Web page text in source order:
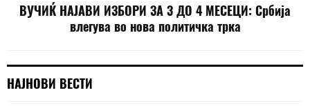
ВУЧИЌ НАЈАВИ ИЗБОРИ ЗА 3 ДО 4 МЕСЕЦИ: Србија
влегува во нова политичка трка
НАЈНОВИ ВЕСТИ